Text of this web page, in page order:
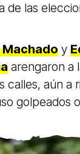
de las
Machado y
arengaron a
calles, aún a
golpeados